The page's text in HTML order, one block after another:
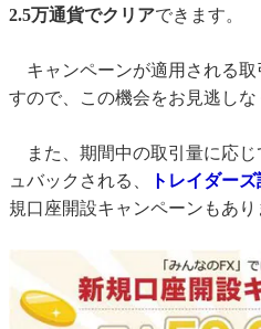
2.5万通貨でクリアできます。
キャンペーンが適用される取
すので、この機会をお見逃しな
また、期間中の取引量に応じ
ュバックされる、
トレイダー
規口座開設キャンペーンもあり